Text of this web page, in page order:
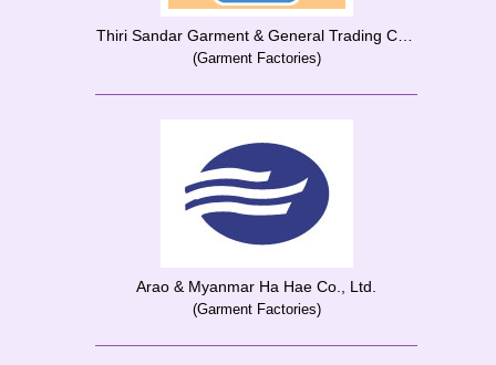
(Garment Factories)
Arao & Myanmar Ha Hae Co., Ltd.
(Garment Factories)